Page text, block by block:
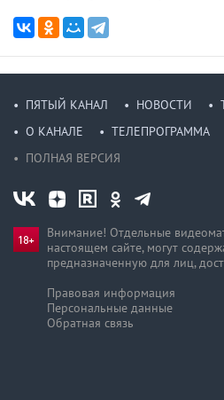
ПЯТЫЙ КАНАЛ НОВОСТИ
О КАНАЛЕ
ТЕЛЕПРОГРАММА
ПОЛНАЯ ВЕРСИЯ
Внимание! Отдельные
настоящем сайте, могут
предназначен­ную для лиц,
Правовая информация
Персональные данные
Обратная связь